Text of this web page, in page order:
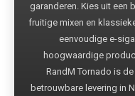
garanderen. Kies uit een
fruitige mixen en
eenvoudige e-
hoogwaardige
RandM Tornado is
betrouwbare levering in